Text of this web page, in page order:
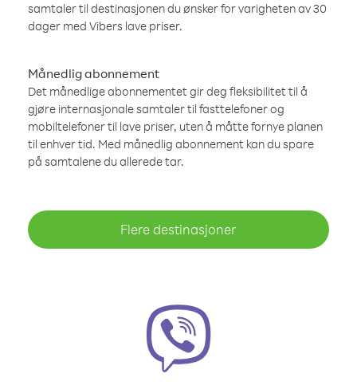
samtaler til destinasjonen du ønsker for varigheten av 30
dager med Vibers lave priser.
Månedlig abonnement
Det månedlige abonnementet gir deg fleksibilitet til å
gjøre internasjonale samtaler til fasttelefoner og
mobiltelefoner til lave priser, uten å måtte fornye planen
til enhver tid. Med månedlig abonnement kan du spare
på samtalene du allerede tar.
Flere destinasjoner